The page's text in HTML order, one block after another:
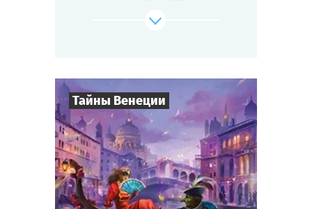
Будь готов к приключениям, если ты...
где-то на Диком Западе!
Cыграть Смотреть сценарий
Тайны Венеции
Игроков 8-
Время игры 2-3 ч.
Тематика Интриги